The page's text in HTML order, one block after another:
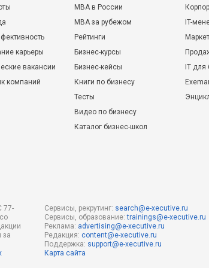
карьеры
вакансии
компаний
MBA в России
MBA за рубежом
Рейтинги
Бизнес-курсы
Бизнес-кейсы
Книги по бизнесу
Тесты
Видео по бизнесу
Каталог бизнес-школ
IT-
IT для
77-
за
Сервисы, рекрутинг: search@e-xecutive.ru
Сервисы, образование:trainings@e-xecutive.ru
Реклама: advertising@e-xecutive.ru
Редакция: content@e-xecutive.ru
Поддержка: support@e-xecutive.ru
Карта сайта